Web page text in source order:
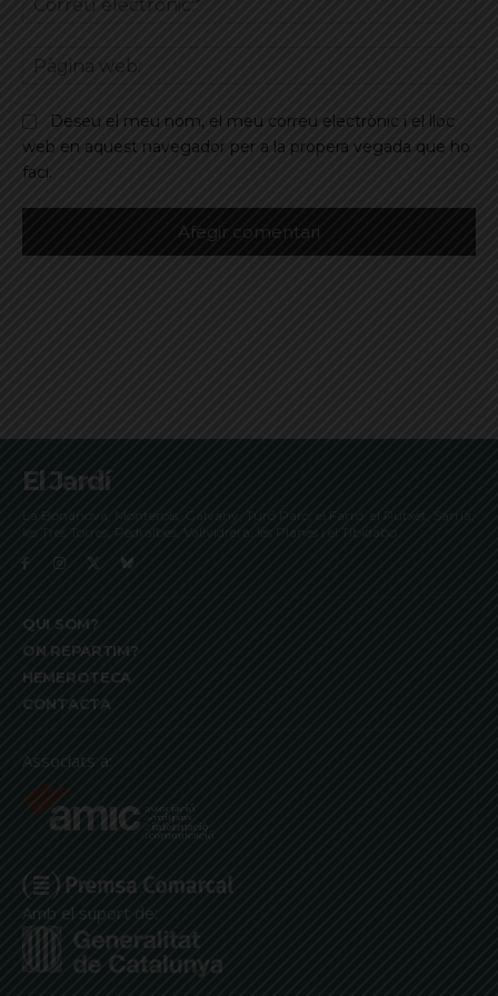
Deseu el meu nom, el meu correu electrònic i el lloc
web en aquest navegador per a la propera vegada que ho
faci.
El Jardí
La Bonanova, Monterols, Galvany, Turó Parc, el Farró, el Putxet, Sarrià,
les Tres Torres, Pedralbes, Vallvidrera, les Planes i el Tibidabo
QUI SOM?
ON REPARTIM?
HEMEROTECA
CONTACTA
Associats a:
Amb el suport de: